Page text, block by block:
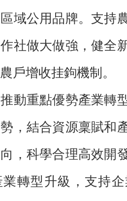
域公用品牌。支持
社做大做強，健全
戶增收挂鉤機制。
重點優勢產業轉
，結合資源稟賦和
，科學合理高效開
轉型升級，支持